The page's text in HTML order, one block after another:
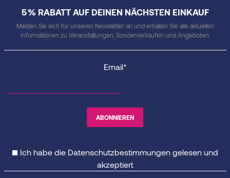
5 % RABATT AUF DEINEN NÄCHSTEN EINKAUF
Melden Sie sich für unseren Newsletter an und erhalten Sie alle aktuellen
Informationen zu Veranstaltungen, Sonderverkäufen und Angeboten.
Email*
Ich habe die Datenschutzbestimmungengelesen und
akzeptiert